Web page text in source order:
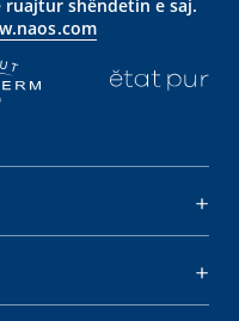
shëndetin e saj.